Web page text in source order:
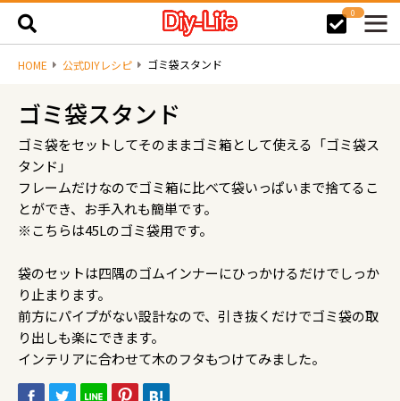
0
HOME 公式DIYレシピ ゴミ袋スタンド
ゴミ袋スタンド
ゴミ袋をセットしてそのままゴミ箱として使える「ゴミ袋ス
タンド」
フレームだけなのでゴミ箱に比べて袋いっぱいまで捨てるこ
とができ、お手入れも簡単です。
※こちらは45Lのゴミ袋用です。
袋のセットは四隅のゴムインナーにひっかけるだけでしっか
り止まります。
前方にパイプがない設計なので、引き抜くだけでゴミ袋の取
り出しも楽にできます。
インテリアに合わせて木のフタもつけてみました。